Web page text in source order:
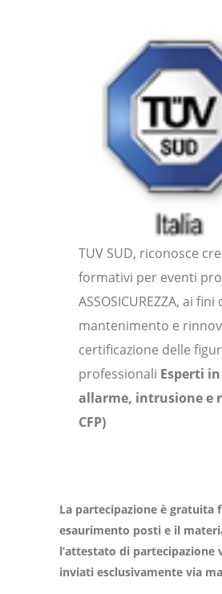
TUV SUD, riconosce
formativi per eventi
ASSOSICUREZZA, ai fini
mantenimento e
certificazione delle
professionali Esperti
allarme, intrusione e
CFP)
La partecipazione è gratuita
esaurimento posti e il
l’attestato di partecipazione
inviati esclusivamente via